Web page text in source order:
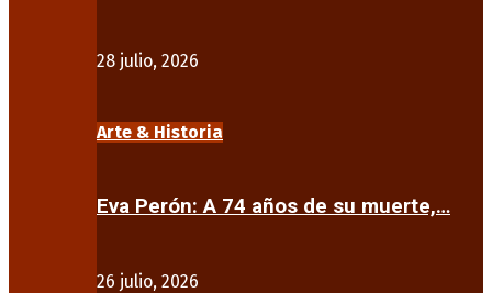
28 julio, 2026
Arte & Historia
Eva Perón: A 74 años de su muerte,…
26 julio, 2026